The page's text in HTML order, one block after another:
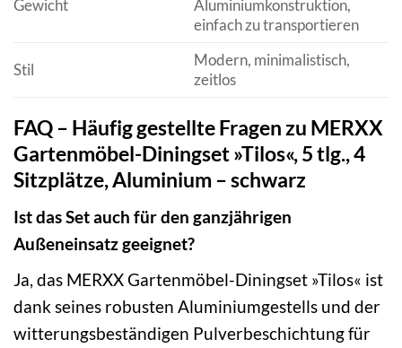
Gewicht
Aluminiumkonstruktion,
einfach zu transportieren
Stil
Modern, minimalistisch,
zeitlos
FAQ – Häufig gestellte Fragen zu MERXX
Gartenmöbel-Diningset »Tilos«, 5 tlg., 4
Sitzplätze, Aluminium – schwarz
Ist das Set auch für den ganzjährigen
Außeneinsatz geeignet?
Ja, das MERXX Gartenmöbel-Diningset »Tilos« ist
dank seines robusten Aluminiumgestells und der
witterungsbeständigen Pulverbeschichtung für